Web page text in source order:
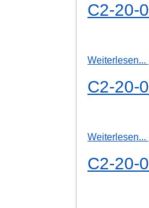
C2-20-
Weiterlesen...
C2-20-
Weiterlesen...
C2-20-